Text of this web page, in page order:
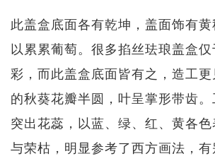
此盖盒底面各有乾坤，盖面饰有
以累累葡萄。很多掐丝珐琅盖盒
彩，而此盖盒底面皆有之，造工
的秋葵花瓣半圆，叶呈掌形带齿
突出花蕊，以蓝、绿、红、黄各
与荣枯，明显参考了西方画法，